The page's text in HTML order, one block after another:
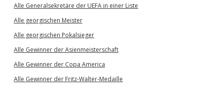
Alle Generalsekretäre der UEFA in einer Liste
Alle georgischen Meister
Alle georgischen Pokalsieger
Alle Gewinner der Asienmeisterschaft
Alle Gewinner der Copa America
Alle Gewinner der Fritz-Walter-Medaille